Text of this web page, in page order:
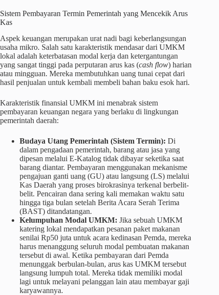
Sistem Pembayaran Termin Pemerintah yang Mencekik Arus
Kas
Aspek keuangan merupakan urat nadi bagi keberlangsungan
usaha mikro. Salah satu karakteristik mendasar dari UMKM
lokal adalah keterbatasan modal kerja dan ketergantungan
yang sangat tinggi pada perputaran arus kas (cash flow) harian
atau mingguan. Mereka membutuhkan uang tunai cepat dari
hasil penjualan untuk kembali membeli bahan baku esok hari.
Karakteristik finansial UMKM ini menabrak sistem
pembayaran keuangan negara yang berlaku di lingkungan
pemerintah daerah:
Budaya Utang Pemerintah (Sistem Termin): Di
dalam pengadaan pemerintah, barang atau jasa yang
dipesan melalui E-Katalog tidak dibayar seketika saat
barang diantar. Pembayaran menggunakan mekanisme
pengajuan ganti uang (GU) atau langsung (LS) melalui
Kas Daerah yang proses birokrasinya terkenal berbelit-
belit. Pencairan dana sering kali memakan waktu satu
hingga tiga bulan setelah Berita Acara Serah Terima
(BAST) ditandatangan.
Kelumpuhan Modal UMKM: Jika sebuah UMKM
katering lokal mendapatkan pesanan paket makanan
senilai Rp50 juta untuk acara kedinasan Pemda, mereka
harus menanggung seluruh modal pembuatan makanan
tersebut di awal. Ketika pembayaran dari Pemda
menunggak berbulan-bulan, arus kas UMKM tersebut
langsung lumpuh total. Mereka tidak memiliki modal
lagi untuk melayani pelanggan lain atau membayar gaji
karyawannya.